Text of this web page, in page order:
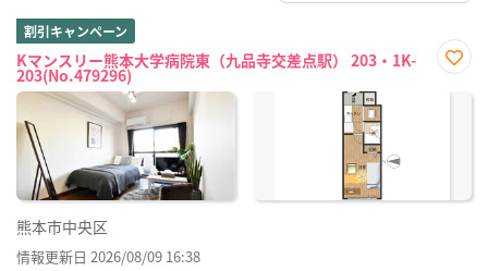
割引キャンペーン
Kマンスリー熊本大学病院東（九品寺交差点駅） 203・1K-
203(No.479296)
に入
熊本市中央区
情報更新日 2026/08/09 16:38